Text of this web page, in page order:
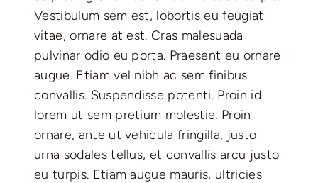
Vestibulum sem est, lobortis eu feugiat
vitae, ornare at est. Cras malesuada
pulvinar odio eu porta. Praesent eu ornare
augue. Etiam vel nibh ac sem finibus
convallis. Suspendisse potenti. Proin id
lorem ut sem pretium molestie. Proin
ornare, ante ut vehicula fringilla, justo
urna sodales tellus, et convallis arcu justo
eu turpis. Etiam augue mauris, ultricies